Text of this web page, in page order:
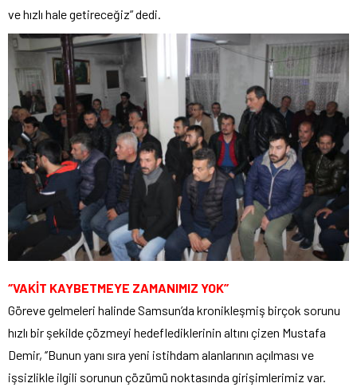
ve hızlı hale getireceğiz” dedi.
‘’VAKİT KAYBETMEYE ZAMANIMIZ YOK’’
Göreve gelmeleri halinde Samsun’da kronikleşmiş birçok sorunu
hızlı bir şekilde çözmeyi hedeflediklerinin altını çizen Mustafa
Demir, ‘’Bunun yanı sıra yeni istihdam alanlarının açılması ve
işsizlikle ilgili sorunun çözümü noktasında girişimlerimiz var.